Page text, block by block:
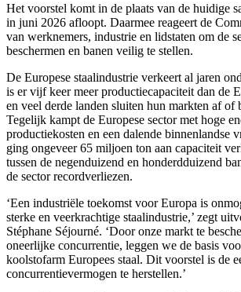
Het voorstel komt in de plaats van de huidige
in juni 2026 afloopt. Daarmee reageert de
van werknemers, industrie en lidstaten om de
beschermen en banen veilig te stellen.
De Europese staalindustrie verkeert al jaren
is er vijf keer meer productiecapaciteit dan de
en veel derde landen sluiten hun markten af of
Tegelijk kampt de Europese sector met hoge
productiekosten en een dalende binnenlandse
ging ongeveer 65 miljoen ton aan capaciteit
tussen de negenduizend en honderdduizend
de sector recordverliezen.
‘Een industriële toekomst voor Europa is
sterke en veerkrachtige staalindustrie,’ zegt
Stéphane Séjourné. ‘Door onze markt te
oneerlijke concurrentie, leggen we de basis
koolstofarm Europees staal. Dit voorstel is de
concurrentievermogen te herstellen.’